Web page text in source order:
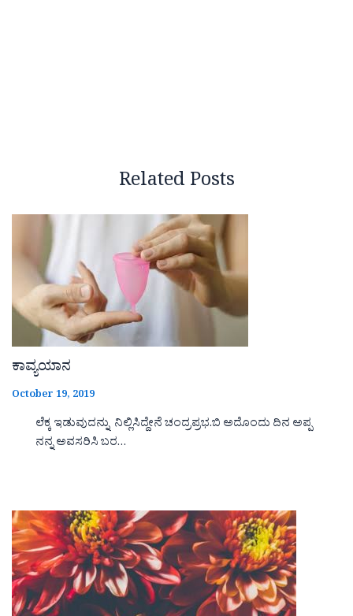
Related Posts
ಕಾವ್ಯಯಾನ
October 19, 2019
ಲೆಕ್ಕ ಇಡುವುದನ್ನು ನಿಲ್ಲಿಸಿದ್ದೇನೆ ಚಂದ್ರಪ್ರಭ.ಬಿ ಅದೊಂದು ದಿನ ಅಪ್ಪ
ನನ್ನ ಅವಸರಿಸಿ ಬರ…